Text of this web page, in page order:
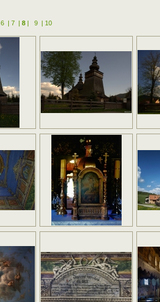
6 | 7 | 8| 9 | 10